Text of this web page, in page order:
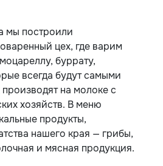
мы построили
цех, где варим
буррату,
всегда будут самыми
на молоке с
хозяйств. В меню
продукты,
нашего края — грибы,
и мясная продукция.